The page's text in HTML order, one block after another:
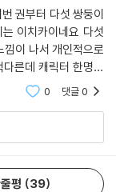
권부터 다섯 쌍둥이
이치카이네요 다섯
이 나서 개인적으로
른데 캐릭터 한명한
수 있는 작품이니 한
0 댓글0
평 39